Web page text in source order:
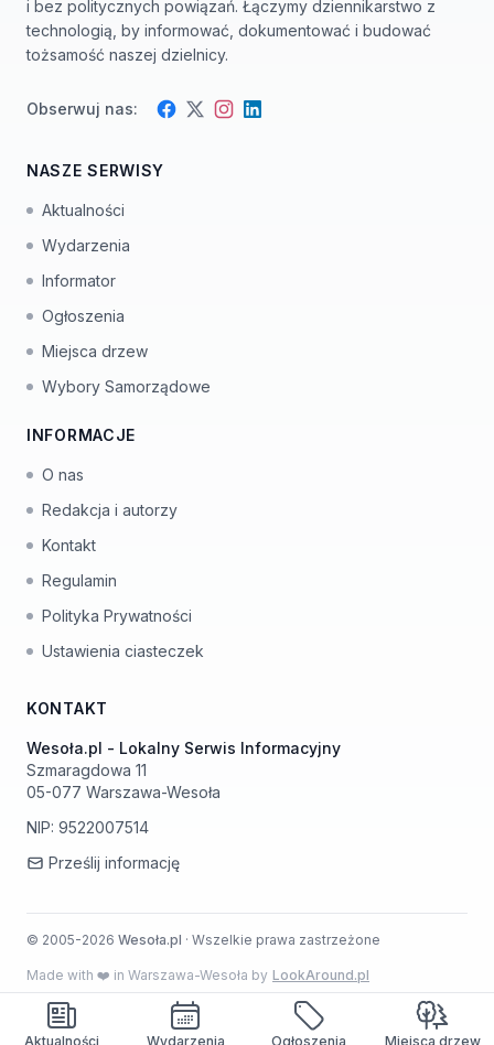
i bez politycznych powiązań. Łączymy dziennikarstwo z
technologią, by informować, dokumentować i budować
tożsamość naszej dzielnicy.
Obserwuj nas: Facebook
TwitterInstagram
LinkedIn
NASZE SERWISY
Aktualności
Wydarzenia
Informator
Ogłoszenia
Miejsca drzew
Wybory Samorządowe
INFORMACJE
O nas
Redakcja i autorzy
Kontakt
Regulamin
Polityka Prywatności
Ustawienia ciasteczek
KONTAKT
Wesoła.pl - Lokalny Serwis Informacyjny
Szmaragdowa 11
05-077 Warszawa-Wesoła
NIP: 9522007514
Prześlij informację
© 2005-2026 Wesoła.pl · Wszelkie prawa zastrzeżone
Made with ❤️ in Warszawa-Wesoła by LookAround.pl
Aktualności Wydarzenia Ogłoszenia Miejsca drzew